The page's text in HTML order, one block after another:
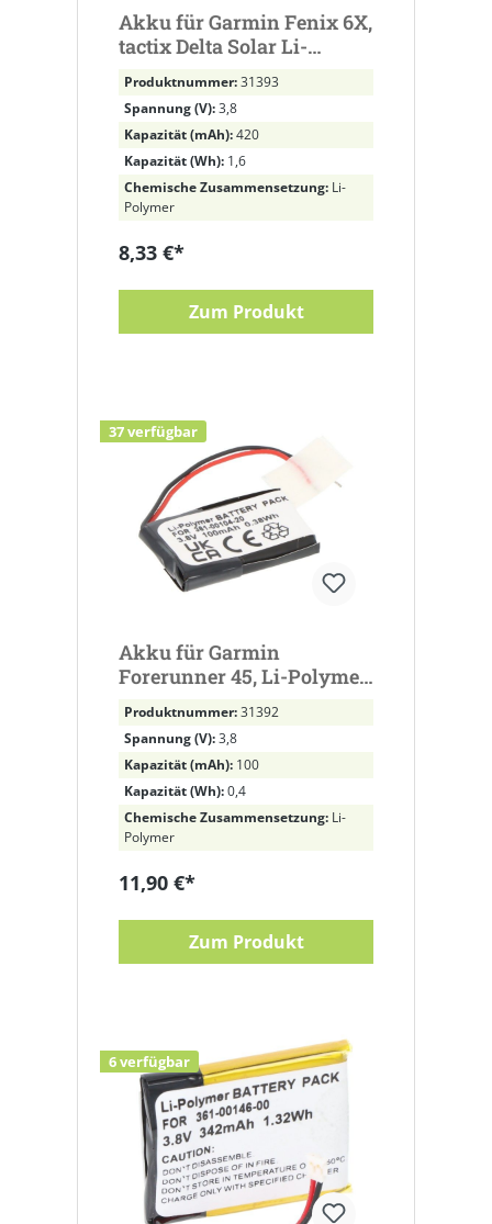
Akku für Garmin Fenix 6X,
tactix Delta Solar Li-
Polymer, 3,8V, 420mAh
ersetzt 361-00126-00, 070-
8611-2051, 1ICP5/25/35
Produktnummer:31393
Spannung (V):3,8
Kapazität (mAh):420
Kapazität (Wh): 1,6
Chemische Zusammensetzung: Li-
Polymer
8,33 €*
Zum Produkt
37 verfügbar
Akku für Garmin
Forerunner 45, Li-Polymer,
3,8V, 100mAh, 0,38Wh
ersetzt 361-00104-20, 361-
00104-00, 1ICP6/21/31
Produktnummer:31392
Spannung (V):3,8
Kapazität (mAh): 100
Kapazität (Wh):0,4
Chemische Zusammensetzung: Li-
Polymer
11,90 €*
Zum Produkt
6 verfügbar